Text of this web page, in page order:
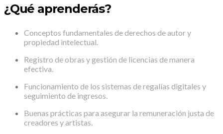
¿Qué aprenderás?
Conceptos fundamentales de derechos de autor y
propiedad intelectual.
Registro de obras y gestión de licencias de manera
efectiva.
Funcionamiento de los sistemas de regalías digitales y
seguimiento de ingresos.
Buenas prácticas para asegurar la remuneración justa de
creadores y artistas.